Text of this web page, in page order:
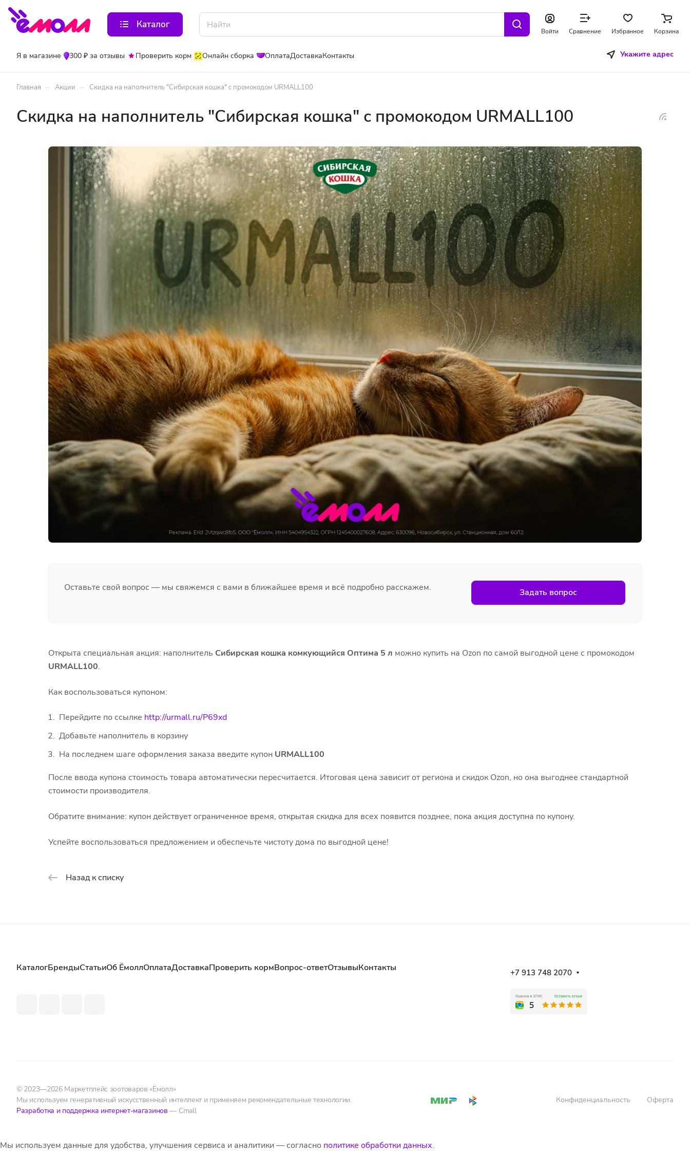
Каталог
Войти Сравнение Избранное Корзина
Я в магазине 300 ₽ за отзывы Проверить корм Онлайн сборка ОплатаДоставкаКонтакты Укажите адрес
Главная – Акции – Скидка на наполнитель "Сибирская кошка" с промокодом URMALL100
Скидка на наполнитель "Сибирская кошка" с промокодом URMALL100
Оставьте свой вопрос — мы свяжемся с вами в ближайшее время и всё подробно расскажем. Задать вопрос
Открыта специальная акция: наполнитель Сибирская кошка комкующийся Оптима 5 л можно купить на Ozon по самой выгодной цене с промокодом
URMALL100.
Как воспользоваться купоном:
Перейдите по ссылке http://urmall.ru/P69xd
Добавьте наполнитель в корзину
На последнем шаге оформления заказа введите купон URMALL100
После ввода купона стоимость товара автоматически пересчитается. Итоговая цена зависит от региона и скидок Ozon, но она выгоднее стандартной
стоимости производителя.
Обратите внимание: купон действует ограниченное время, открытая скидка для всех появится позднее, пока акция доступна по купону.
Успейте воспользоваться предложением и обеспечьте чистоту дома по выгодной цене!
Назад к списку
КаталогБрендыСтатьиОб ЁмоллОплатаДоставкаПроверить кормВопрос-ответОтзывыКонтакты +7 913 748 2070
© 2023—2026 Маркетплейс зоотоваров «Ёмолл»
Мы используем генеративный искусственный интеллект и применяем рекомендательные технологии.
Разработка и поддержка интернет-магазинов — Cmall
Конфиденциальность Оферта
Мы используем данные для удобства, улучшения сервиса и аналитики — согласно политике обработки данных.